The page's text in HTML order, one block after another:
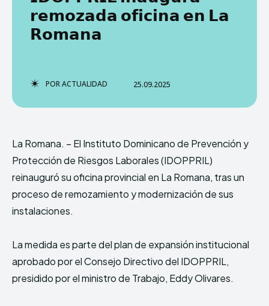
Copyright © Newspaper Theme.
Comparte esto:
Facebook X
Copyright © Newspaper Theme.
Comparte esto:
Facebook X
𝗿𝗲𝗺𝗼𝘇𝗮𝗱𝗮 𝗼𝗳𝗶𝗰𝗶𝗻𝗮 𝗲𝗻 𝗟𝗮
𝗥𝗼𝗺𝗮𝗻𝗮⁣⁣
PORACTUALIDAD 25.09.2025
La Romana. – El Instituto Dominicano de Prevención y
Protección de Riesgos Laborales (IDOPPRIL)
reinauguró su oficina provincial en La Romana, tras un
proceso de remozamiento y modernización de sus
instalaciones.⁣⁣
La medida es parte del plan de expansión institucional
aprobado por el Consejo Directivo del IDOPPRIL,
presidido por el ministro de Trabajo, Eddy Olivares.⁣⁣